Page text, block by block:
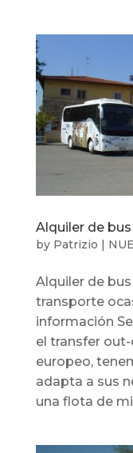
Alquiler de
by Patrizio |
Alquiler de
transporte
información
el transfer
europeo,
adapta a sus
una flota de